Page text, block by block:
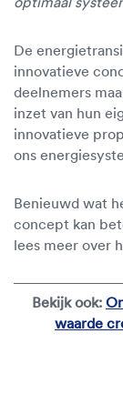
De
innovatieve
deelnemers
inzet van hun
innovatieve
ons
Benieuwd wat
concept kan
lees meer over
Bekijk ook:
waarde